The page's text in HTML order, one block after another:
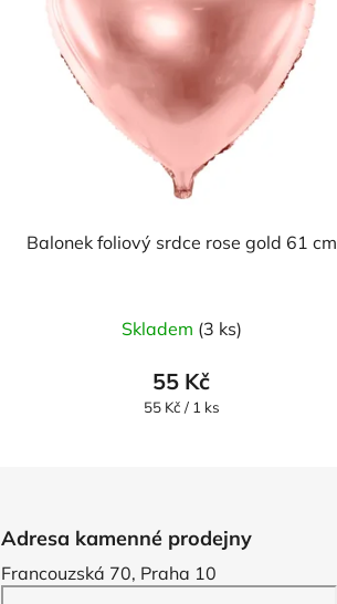
Balonek foliový srdce rose gold 61 cm
Skladem (3 ks)
55 Kč
Měrná
55 Kč / 1 ks
Adresa kamenné prodejny
Francouzská 70, Praha 10